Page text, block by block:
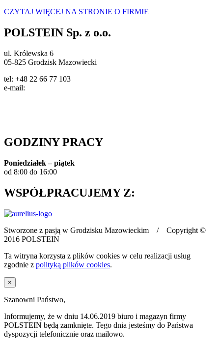
CZYTAJ WIĘCEJ NA STRONIE O FIRMIE
POLSTEIN Sp. z o.o.
ul. Królewska 6
05-825 Grodzisk Mazowiecki
tel: +48 22 66 77 103
e-mail:
GODZINY PRACY
Poniedziałek – piątek
od 8:00 do 16:00
WSPÓŁPRACUJEMY Z:
Stworzone z pasją w Grodzisku Mazowieckim / Copyright ©
2016 POLSTEIN
Ta witryna korzysta z plików cookies w celu realizacji usług
zgodnie z polityką plików cookies.
×
Szanowni Państwo,
Informujemy, że w dniu 14.06.2019 biuro i magazyn firmy
POLSTEIN będą zamknięte. Tego dnia jesteśmy do Państwa
dyspozycji telefonicznie oraz mailowo.